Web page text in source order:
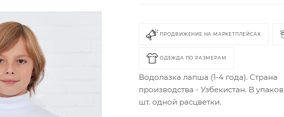
ПРОДВИЖЕНИЕ НА МАРКЕТПЛЕЙСАХ
ОДЕЖДА ПО РАЗМЕРАМ
Водолазка лапша (1-4 года). Страна
производства - Узбекистан. В
шт. одной расцветки.